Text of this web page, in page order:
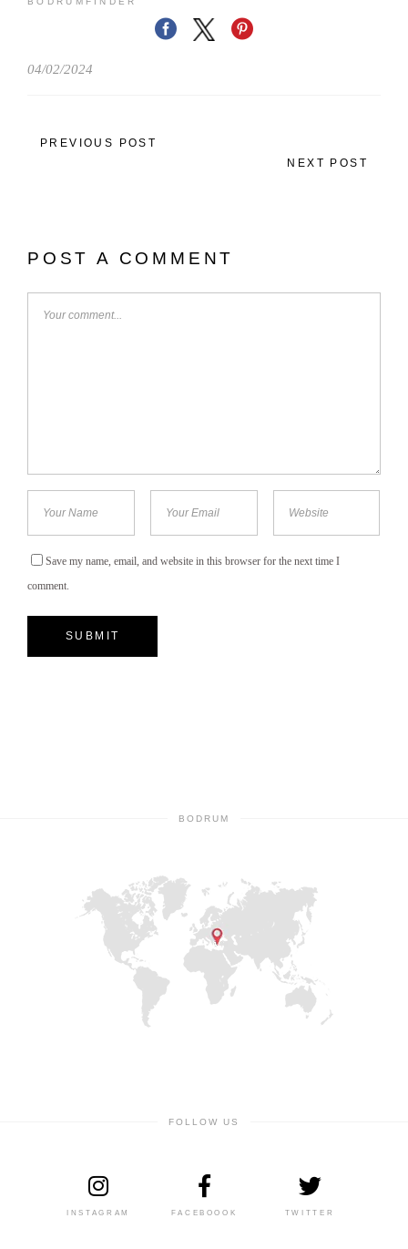
04/02/2024
PREVIOUS POST
NEXT POST
POST A COMMENT
Save my name, email, and website in this browser for the next time I
comment.
BODRUM
FOLLOW US
INSTAGRAM FACEBOOOK TWITTER